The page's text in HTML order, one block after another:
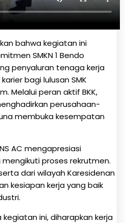
bahwa kegiatan ini
SMKN 1 Bendo
penyaluran tenaga kerja
bagi lulusan SMK
Melalui peran aktif BKK,
perusahaan-
membuka kesempatan
AC mengapresiasi
proses rekrutmen.
dari wilayah Karesidenan
kesiapan kerja yang baik
ini, diharapkan kerja